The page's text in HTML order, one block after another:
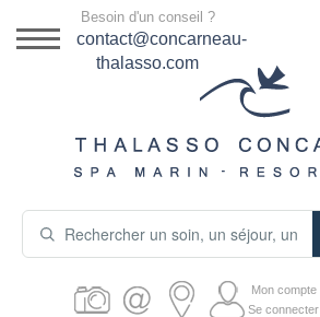
DESTINATION
SÉJOURS THALASSO
PRODUITS COSMÉTIQUES
Besoin d'un conseil ?
contact@concarneau-
thalasso.com
Mon compte
Se connecter